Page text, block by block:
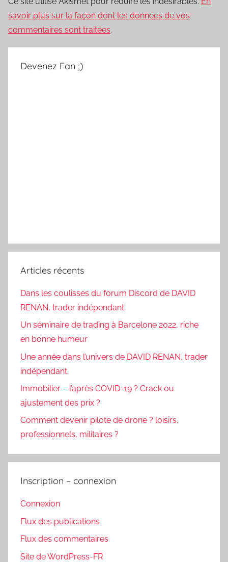
savoir plus sur la façon dont les données de vos
commentaires sont traitées.
Devenez Fan ;)
Articles récents
Dans les coulisses du forum Discord de DAVID
RENAN, trader indépendant.
Un séminaire de trading à Barcelone 2022, riche
en bonne humeur
Une année dans l’univers de DAVID RENAN, trader
indépendant.
Immobilier – l’après COVID-19 ? Crack ou
ajustement des prix ?
Comment devenir pilote de drone ? loisirs,
professionnels, militaires ?
Inscription – connexion
Connexion
Flux des publications
Flux des commentaires
Site de WordPress-FR